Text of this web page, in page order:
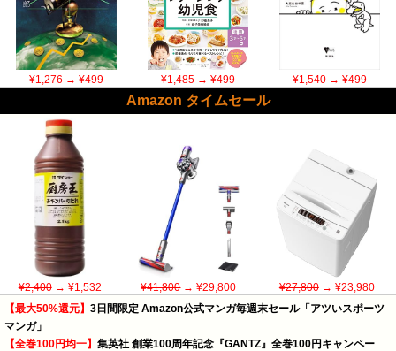
¥1,276→ ¥499 ¥1,485→ ¥499 ¥1,540→ ¥499
Amazon タイムセール
¥2,400→ ¥1,532 ¥41,800→ ¥29,800 ¥27,800→ ¥23,980
【最大50%還元】 3日間限定 Amazon公式マンガ毎週末セール「アツいスポーツ
マンガ」
【全巻100円均一】 集英社 創業100周年記念『GANTZ』全巻100円キャンペー